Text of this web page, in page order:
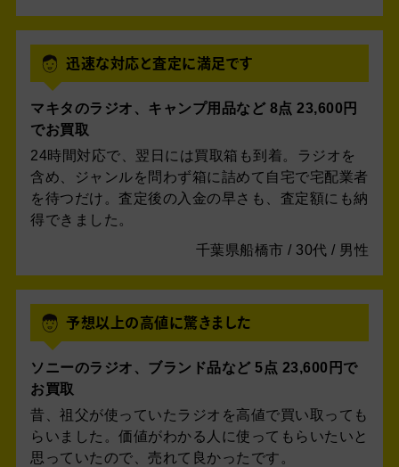
迅速な対応と査定に満足です
マキタのラジオ、キャンプ用品など 8点 23,600円
でお買取
24時間対応で、翌日には買取箱も到着。ラジオを
含め、ジャンルを問わず箱に詰めて自宅で宅配業者
を待つだけ。査定後の入金の早さも、査定額にも納
得できました。
千葉県船橋市 / 30代 / 男性
予想以上の高値に驚きました
ソニーのラジオ、ブランド品など 5点 23,600円で
お買取
昔、祖父が使っていたラジオを高値で買い取っても
らいました。価値がわかる人に使ってもらいたいと
思っていたので、売れて良かったです。